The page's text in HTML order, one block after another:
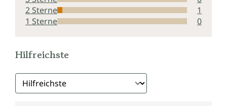
schon in der Antike gelüftet
herb-würzigen Duft verströmt. Er mag es sonnig und
Untergrund. Die Pflanze gehört zu den
Lippenblütlern. Auch in unseren Breiten ist Rosmarin
überwinterungsfähig und mehrjährig.
2 Sterne
1
1 Sterne
0
Hilfreichste